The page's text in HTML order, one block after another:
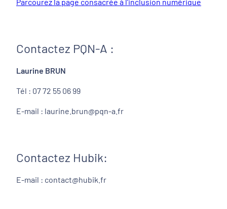
Contactez PQN-A :
Laurine BRUN
Tél : 07 72 55 06 99
E-mail : laurine.brun@pqn-a.fr
Contactez Hubik:
E-mail : contact@hubik.fr